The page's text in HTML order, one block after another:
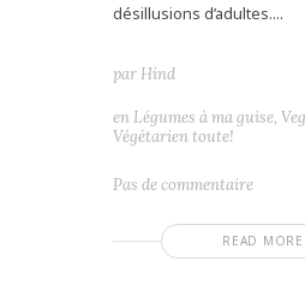
désillusions d’adultes....
READ MORE
par Hind
en Légumes à ma guise,
Végétarien toute!
Pas de commentaire